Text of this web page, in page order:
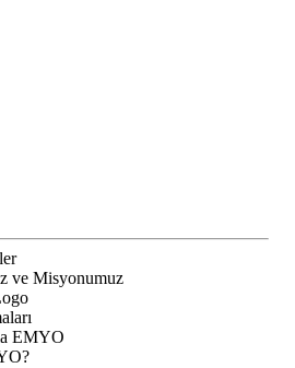
ve Misyonumuz
EMYO